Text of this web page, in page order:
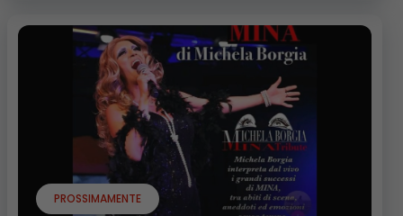
PROSSIMAMENTE